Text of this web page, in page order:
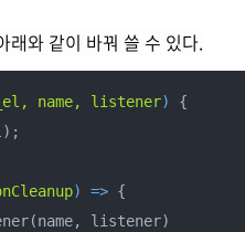
와 같이 바꿔 쓸 수 있다.
_el, name, listener) {
) => {
listener)